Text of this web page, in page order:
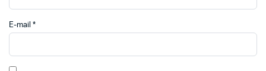
E-mail *